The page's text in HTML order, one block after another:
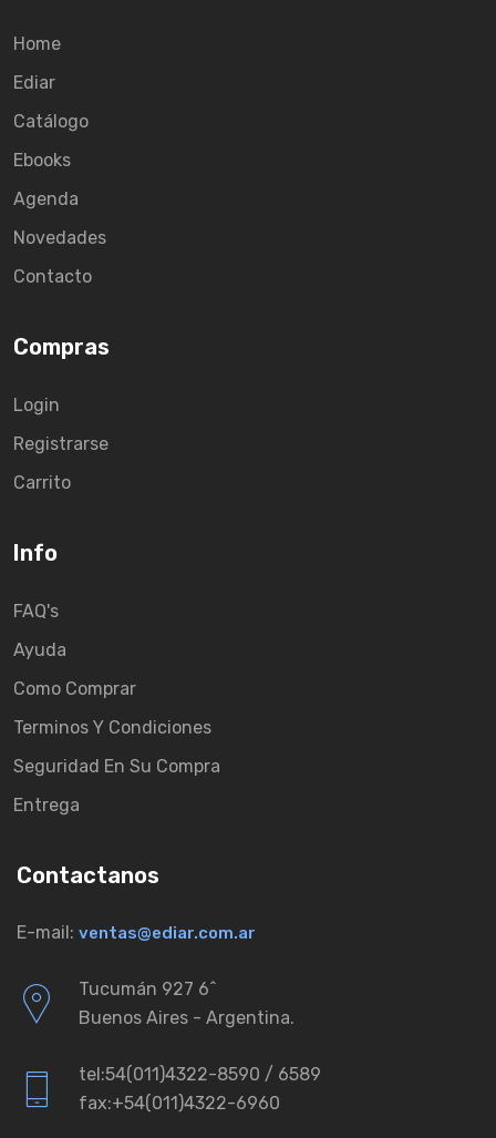
Home
Ediar
Catálogo
Ebooks
Agenda
Novedades
Contacto
Compras
Login
Registrarse
Carrito
Info
FAQ's
Ayuda
Como Comprar
Terminos Y Condiciones
Seguridad En Su Compra
Entrega
Contactanos
E-mail: ventas@ediar.com.ar
Tucumán 927 6ˆ
Buenos Aires - Argentina.
tel:54(011)4322-8590 / 6589
fax:+54(011)4322-6960